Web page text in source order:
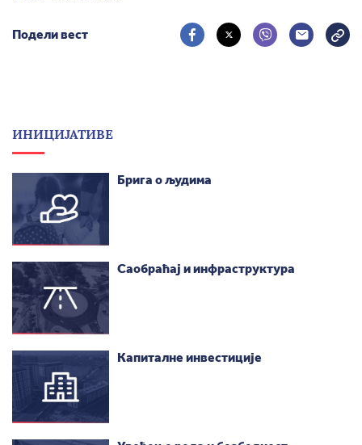
Подели вест
ИНИЦИЈАТИВЕ
Брига о људима
Саобраћај и инфраструктура
Капиталне инвестиције